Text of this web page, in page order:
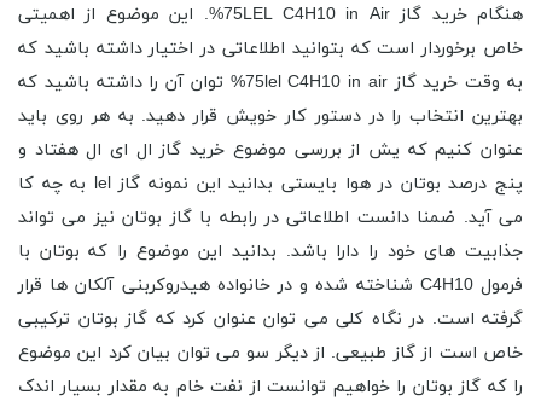
هنگام خرید گاز 75LEL C4H10 in Air%. این موضوع از اهمیتی
خاص برخوردار است که بتوانید اطلاعاتی در اختیار داشته باشید که
به وقت خرید گاز 75lel C4H10 in air% توان آن را داشته باشید که
بهترین انتخاب را در دستور کار خویش قرار دهید. به هر روی باید
عنوان کنیم که یش از بررسی موضوع خرید گاز ال ای ال هفتاد و
پنج درصد بوتان در هوا بایستی بدانید این نمونه گاز lel به چه کا
می آید. ضمنا دانست اطلاعاتی در رابطه با گاز بوتان نیز می تواند
جذابیت های خود را دارا باشد. بدانید این موضوع را که بوتان با
فرمول C4H10 شناخته شده و در خانواده هیدروکربنی آلکان ها قرار
گرفته است. در نگاه کلی می توان عنوان کرد که گاز بوتان ترکیبی
خاص است از گاز طبیعی. از دیگر سو می توان بیان کرد این موضوع
را که گاز بوتان را خواهیم توانست از نفت خام به مقدار بسیار اندک